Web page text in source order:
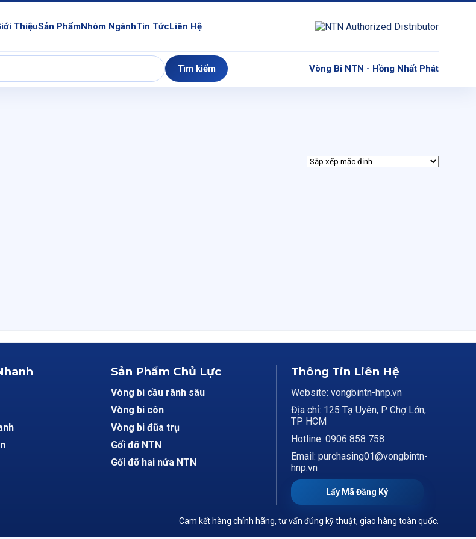
ThiệuSản PhẩmNhóm NgànhTin TứcLiên Hệ
Tìm kiếm Vòng Bi NTN - Hồng Nhất Phát
Sản Phẩm Chủ Lực
Vòng bi cầu rãnh sâu
Vòng bi côn
Vòng bi đũa trụ
Gối đỡ NTN
Gối đỡ hai nửa NTN
Thông Tin Liên Hệ
Website: vongbintn-hnp.vn
Địa chỉ: 125 Tạ Uyên, P Chợ Lớn,
TP HCM
Hotline: 0906 858 758
Email: purchasing01@vongbintn-
hnp.vn
Lấy Mã Đăng Ký
Cam kết hàng chính hãng, tư vấn đúng kỹ thuật, giao hàng toàn quốc.